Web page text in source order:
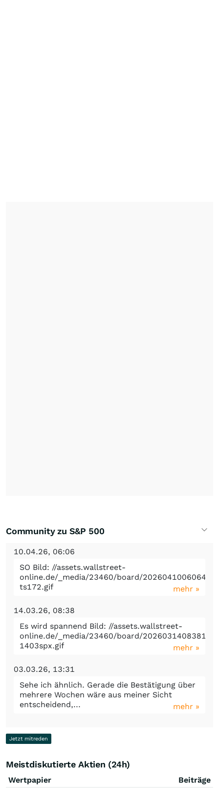
Community zu S&P 500
10.04.26, 06:06
SO Bild: //assets.wallstreet-
online.de/_media/23460/board/20260410060642-
ts172.gif
mehr »
14.03.26, 08:38
Es wird spannend Bild: //assets.wallstreet-
online.de/_media/23460/board/20260314083812-
1403spx.gif
mehr »
03.03.26, 13:31
Sehe ich ähnlich. Gerade die Bestätigung über
mehrere Wochen wäre aus meiner Sicht
entscheidend,...
mehr »
Jetzt mitreden
Meistdiskutierte Aktien (24h)
Wertpapier
Beiträge